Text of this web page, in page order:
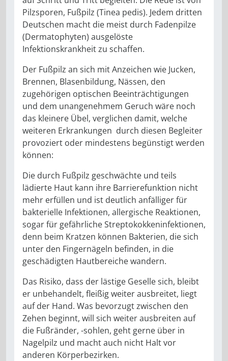
Pilzsporen, Fußpilz (Tinea pedis). Jedem dritten
Deutschen macht die meist durch Fadenpilze
(Dermatophyten) ausgelöste
Infektionskrankheit zu schaffen.
Der Fußpilz an sich mit Anzeichen wie Jucken,
Brennen, Blasenbildung, Nässen, den
zugehörigen optischen Beeinträchtigungen
und dem unangenehmem Geruch wäre noch
das kleinere Übel, verglichen damit, welche
weiteren Erkrankungen durch diesen Begleiter
provoziert oder mindestens begünstigt werden
können:
Die durch Fußpilz geschwächte und teils
lädierte Haut kann ihre Barrierefunktion nicht
mehr erfüllen und ist deutlich anfälliger für
bakterielle Infektionen, allergische Reaktionen,
sogar für gefährliche Streptokokkeninfektionen,
denn beim Kratzen können Bakterien, die sich
unter den Fingernägeln befinden, in die
geschädigten Hautbereiche wandern.
Das Risiko, dass der lästige Geselle sich, bleibt
er unbehandelt, fleißig weiter ausbreitet, liegt
auf der Hand. Was bevorzugt zwischen den
Zehen beginnt, will sich weiter ausbreiten auf
die Fußränder, -sohlen, geht gerne über in
Nagelpilz und macht auch nicht Halt vor
anderen Körperbezirken.